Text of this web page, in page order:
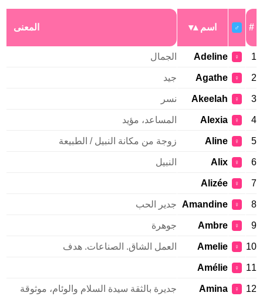
#
♂ اسم المعنى
1
♀
Adeline الجمال
2
♀
Agathe جيد
3
♀
Akeelah نسر
4
♀
Alexia المساعد، مؤيد
5
♀
Aline زوجة من مكانة النبيل / الطبيعة
6
♀
Alix النبيل
7
♀
Alizée
8
♀
Amandine جدير الحب
9
♀
Ambre جوهرة
10
♀
Amelie العمل الشاق. الصناعات. هدف
11
♀
Amélie
12
♀
Amina جديرة بالثقة سيدة السلام والوئام، موثوقة